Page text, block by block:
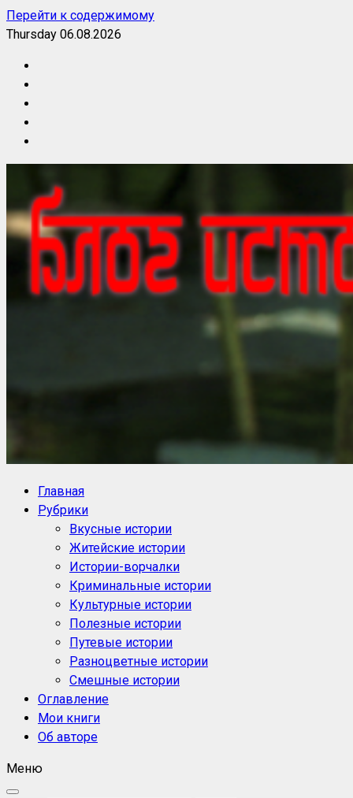
Перейти к содержимому
Thursday 06.08.2026
Блог историй NoorySan
Главная
Рубрики
Вкусные истории
Житейские истории
Истории-ворчалки
Криминальные истории
Культурные истории
Полезные истории
Путевые истории
Разноцветные истории
Смешные истории
Оглавление
Мои книги
Об авторе
Меню